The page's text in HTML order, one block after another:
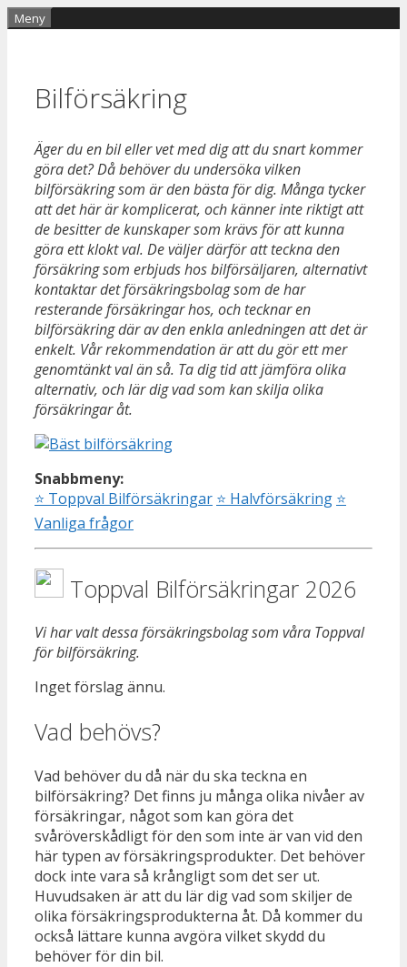
Hoppa
Meny
Bilförsäkring
Äger du en bil eller vet med dig att du snart kommer
göra det? Då behöver du undersöka vilken
bilförsäkring som är den bästa för dig. Många tycker
att det här är komplicerat, och känner inte riktigt att
de besitter de kunskaper som krävs för att kunna
göra ett klokt val. De väljer därför att teckna den
försäkring som erbjuds hos bilförsäljaren, alternativt
kontaktar det försäkringsbolag som de har
resterande försäkringar hos, och tecknar en
bilförsäkring där av den enkla anledningen att det är
enkelt. Vår rekommendation är att du gör ett mer
genomtänkt val än så. Ta dig tid att jämföra olika
alternativ, och lär dig vad som kan skilja olika
försäkringar åt.
Snabbmeny:
⭐ Toppval Bilförsäkringar ⭐ Halvförsäkring ⭐
Vanliga frågor
Toppval Bilförsäkringar 2026
Vi har valt dessa försäkringsbolag som våra Toppval
för bilförsäkring.
Inget förslag ännu.
Vad behövs?
Vad behöver du då när du ska teckna en
bilförsäkring? Det finns ju många olika nivåer av
försäkringar, något som kan göra det
svåröverskådligt för den som inte är van vid den
här typen av försäkringsprodukter. Det behöver
dock inte vara så krångligt som det ser ut.
Huvudsaken är att du lär dig vad som skiljer de
olika försäkringsprodukterna åt. Då kommer du
också lättare kunna avgöra vilket skydd du
behöver för din bil.